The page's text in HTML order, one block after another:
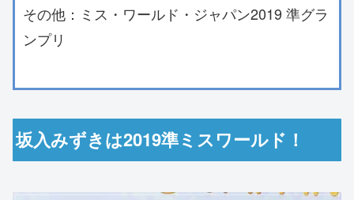
その他：ミス・ワールド・ジャパン2019 準グラ
ンプリ
坂入みずきは2019準ミスワールド！